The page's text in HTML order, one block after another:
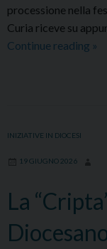
processione nella
Curia riceve su
Continue reading »
INIZIATIVE IN DIOCESI
19 GIUGNO 2026
La